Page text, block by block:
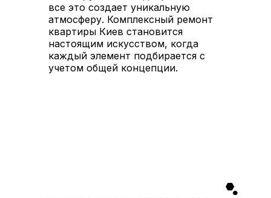
все это создает уникальную
атмосферу. Комплексный ремонт
квартиры Киев становится
настоящим искусством, когда
каждый элемент подбирается с
учетом общей концепции.